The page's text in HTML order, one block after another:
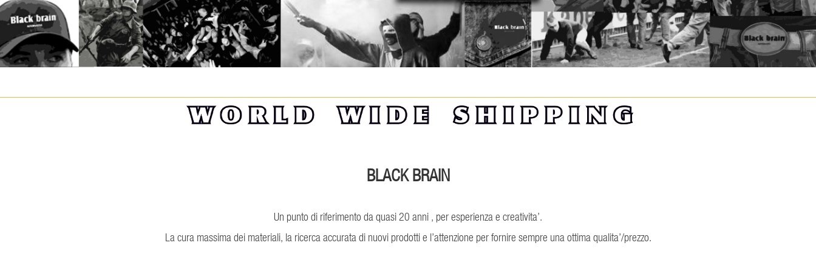
BLACK BRAIN
Un punto di riferimento da quasi 20 anni , per esperienza e creativita’.
La cura massima dei materiali, la ricerca accurata di nuovi prodotti e l’attenzione per fornire sempre una ottima qualita’/prezzo.